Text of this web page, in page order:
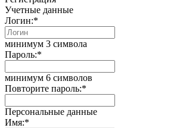
Учетные данные
Логин:*
минимум 3 символа
Пароль:*
минимум 6 символов
Повторите пароль:*
Персональные данные
Имя:*